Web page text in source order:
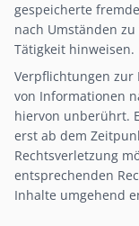
gespeicherte
nach Umständen
Tätigkeit hinweisen.
Verpflichtungen
von Informationen
hiervon unberührt.
erst ab dem
Rechtsverletzung
entsprechenden
Inhalte umgehend